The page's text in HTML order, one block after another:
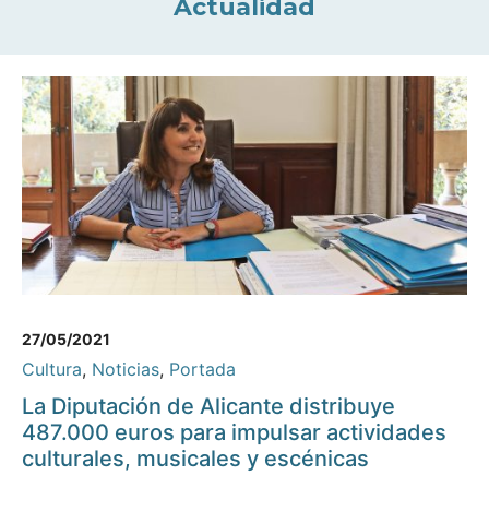
Actualidad
27/05/2021
Cultura, Noticias, Portada
La Diputación de Alicante distribuye
487.000 euros para impulsar actividades
culturales, musicales y escénicas